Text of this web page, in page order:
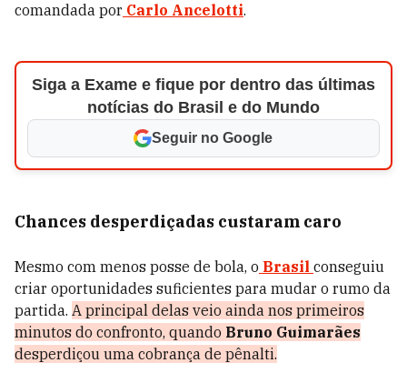
comandada por Carlo Ancelotti.
Siga a Exame e fique por dentro das últimas
notícias do Brasil e do Mundo
Seguir no Google
Chances desperdiçadas custaram caro
Mesmo com menos posse de bola, o Brasil conseguiu
criar oportunidades suficientes para mudar o rumo da
partida. A principal delas veio ainda nos primeiros
minutos do confronto, quando Bruno Guimarães
desperdiçou uma cobrança de pênalti.